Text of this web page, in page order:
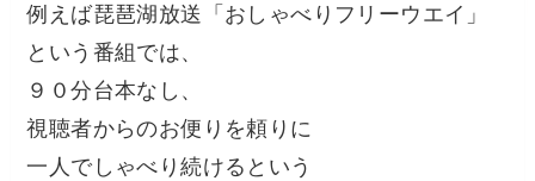
例えば琵琶湖放送「おしゃべりフリーウエイ」
という番組では、
９０分台本なし、
視聴者からのお便りを頼りに
一人でしゃべり続けるという